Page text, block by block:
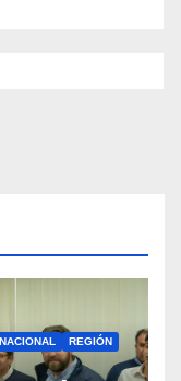
NACIONAL
REGIÓN